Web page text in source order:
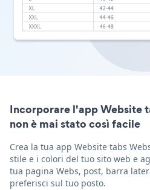
Incorporare l'app Website
non è mai stato così facile
Crea la tua app Website tabs
stile e i colori del tuo sito web e
tua pagina Webs, post, barra
preferisci sul tuo posto.